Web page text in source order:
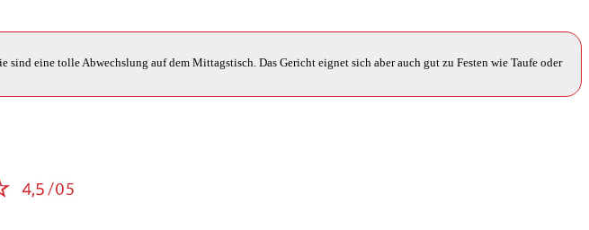
eine tolle Abwechslung auf dem Mittagstisch. Das Gericht eignet sich aber auch gut zu Festen wie Taufe oder